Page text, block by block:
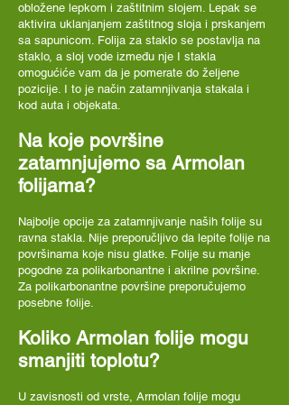
obložene lepkom i zaštitnim slojem. Lepak se
aktivira uklanjanjem zaštitnog sloja i prskanjem
sa sapunicom. Folija za staklo se postavlja na
staklo, a sloj vode između nje I stakla
omogućiće vam da je pomerate do željene
pozicije. I to je način zatamnjivanja stakala i
kod auta i objekata.
Na koje površine
zatamnjujemo sa Armolan
folijama?
Najbolje opcije za zatamnjivanje naših folije su
ravna stakla. Nije preporučljivo da lepite folije na
površinama koje nisu glatke. Folije su manje
pogodne za polikarbonantne i akrilne površine.
Za polikarbonantne površine preporučujemo
posebne folije.
Koliko Armolan folije mogu
smanjiti toplotu?
U zavisnosti od vrste, Armolan folije mogu